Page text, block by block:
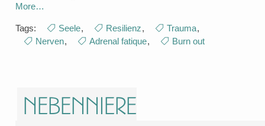
More…
Tags: Seele, Resilienz, Trauma,
Nerven, Adrenal fatique, Burn out
Nebenniere